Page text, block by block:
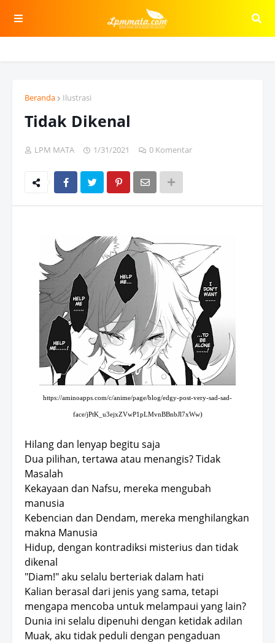
Beranda Ilustrasi
Tidak Dikenal
LPM MATA 1/31/2021 0 Komentar
https://aminoapps.com/c/anime/page/blog/edgy-post-very-sad-sad-
face/jPtK_u3ejxZVwP1pLMvnBBnbJl7xWw)
Hilang dan lenyap begitu saja
Dua pilihan, tertawa atau menangis? Tidak
Masalah
Kekayaan dan Nafsu, mereka mengubah
manusia
Kebencian dan Dendam, mereka menghilangkan
makna Manusia
Hidup, dengan kontradiksi misterius dan tidak
dikenal
"Diam!" aku selalu berteriak dalam hati
Kalian berasal dari jenis yang sama, tetapi
mengapa mencoba untuk melampaui yang lain?
Dunia ini selalu dipenuhi dengan ketidak adilan
Muak, aku tidak peduli dengan pengaduan